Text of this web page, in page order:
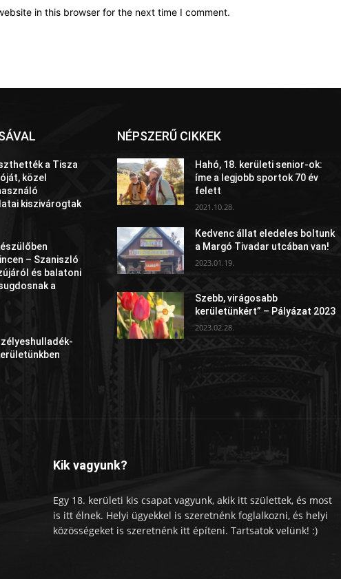
in this browser for the next time I comment.
a Tisza
közel
kiszivárogtak
– Szaniszló
és balatoni
a
NÉPSZERŰ CIKKEK
Hahó, 18. kerületi senior-ok:
íme a legjobb sportok 70 év
felett
2021.10.28.
Kedvenc állat eledeles boltunk
a Margó Tivadar utcában van!
2023.01.19.
Szebb, virágosabb
kerületünkért” – Pályázat 2023
2023.02.28.
Kik vagyunk?
Egy 18. kerületi kis csapat vagyunk, akik itt születtek, és most
is itt élnek. Helyi ügyekkel is szeretnénk foglalkozni, és helyi
közösségeket is szeretnénk itt építeni. Tartsatok velünk! :)